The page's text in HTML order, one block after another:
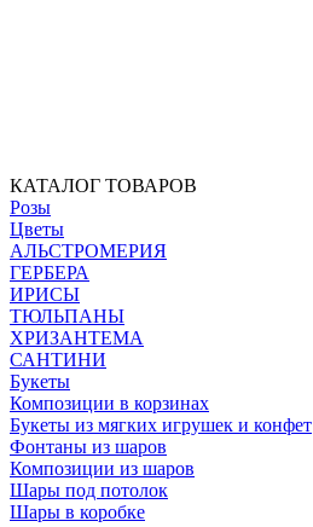
КАТАЛОГ ТОВАРОВ
Розы
Цветы
АЛЬСТРОМЕРИЯ
ГЕРБЕРА
ИРИСЫ
ТЮЛЬПАНЫ
ХРИЗАНТЕМА
САНТИНИ
Букеты
Композиции в корзинах
Букеты из мягких игрушек и конфет
Фонтаны из шаров
Композиции из шаров
Шары под потолок
Шары в коробке